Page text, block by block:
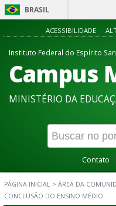
BRASIL
ACESSIBILIDADE
Instituto Federal do Espírito
Campus
MINISTÉRIO DA
Contato
PÁGINA INICIAL > ÁREA DA
CONCLUSÃO DO ENSINO MÉDIO